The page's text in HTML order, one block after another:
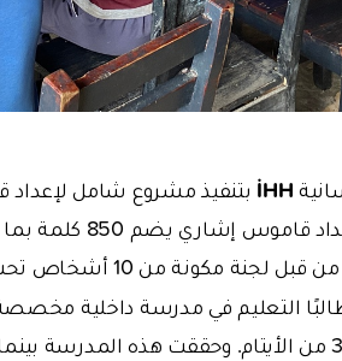
İHH بتنفيذ مشروع شامل
إطار هذا
إشارة كل كلمة
الإعاقة السمعية و35 من الأيتام. وحققت هذه